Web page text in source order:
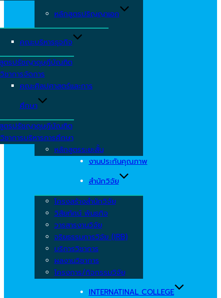
หลักสูตรปริญญาเอก
คณะบริหารธุจกิจ
ตรปรัชญาดุษฎีบัณฑิต
ชาการจัดการ
คณะศิลปศาสตร์และการ
ศึกษา
ตรปรัชญาดุษฎีบัณฑิต
ชาการบริหารการศึกษา
หลักสูตรระยะสั้น
งานประกันคุณภาพ
สำนักวิจัย
โครงสร้างสำนักวิจัย
วิสัยทัศน์ พันธกิจ
วารสารงานวิจัย
จริยธรรมการวิจัย (IRB)
บริการวิชาการ
ผลงานวิชาการ
โครงการ/กิจกรรมวิจัย
INTERNATINAL COLLEGE